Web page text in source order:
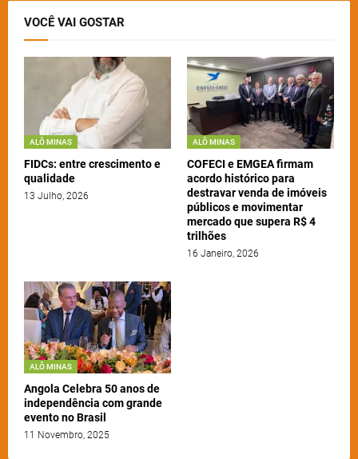
VOCÊ VAI GOSTAR
ALÔ MINAS
FIDCs: entre crescimento e
qualidade
13 Julho, 2026
ALÔ MINAS
COFECI e EMGEA firmam
acordo histórico para
destravar venda de imóveis
públicos e movimentar
mercado que supera R$ 4
trilhões
16 Janeiro, 2026
ALÔ MINAS
Angola Celebra 50 anos de
independência com grande
evento no Brasil
11 Novembro, 2025